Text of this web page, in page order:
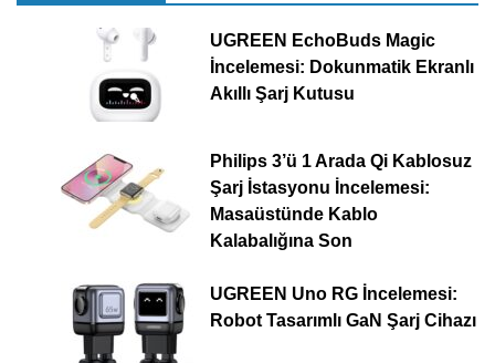
UGREEN EchoBuds Magic
İncelemesi: Dokunmatik Ekranlı
Akıllı Şarj Kutusu
Philips 3’ü 1 Arada Qi Kablosuz
Şarj İstasyonu İncelemesi:
Masaüstünde Kablo
Kalabalığına Son
UGREEN Uno RG İncelemesi:
Robot Tasarımlı GaN Şarj Cihazı